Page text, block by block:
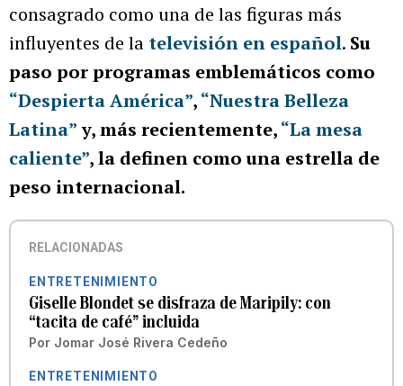
consagrado como una de las figuras más
influyentes de la televisión en español. Su
paso por programas emblemáticos como
“Despierta América”,“Nuestra Belleza
Latina” y, más recientemente,“La mesa
caliente”, la definen como una estrella de
peso internacional.
RELACIONADAS
ENTRETENIMIENTO
Giselle Blondet se disfraza de Maripily: con
“tacita de café” incluida
Por Jomar José Rivera Cedeño
ENTRETENIMIENTO